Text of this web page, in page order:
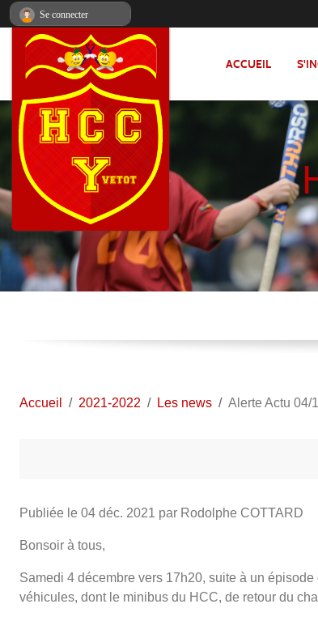
ACCUEIL
Accueil 2021-2022 Les news Alerte Actu 04/
Publiée le 04 déc. 2021 par Rodolphe COTTARD
Bonsoir à tous,
Samedi 4 décembre vers 17h20, suite à un
véhicules, dont le minibus du HCC, de retour du
Se connecter
Panneau de gestion des cookies